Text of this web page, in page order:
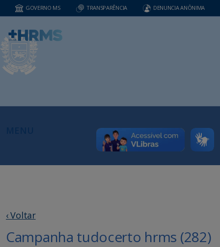
GOVERNO MS TRANSPARÊNCIA DENUNCIA ANÔNIMA
‹ Voltar
Campanha tudocerto hrms (282)